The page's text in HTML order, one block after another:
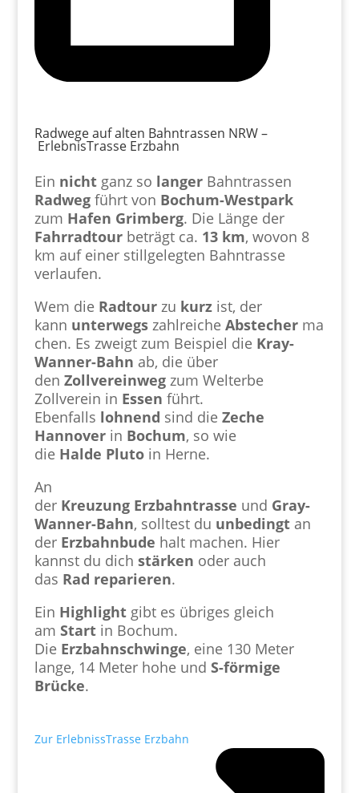
Radwege auf alten Bahntrassen NRW –
ErlebnisTrasse Erzbahn
Ein nichtganz so langerBahntrassen
Radwegführt von Bochum-Westpark
zum Hafen Grimberg. Die Länge der
Fahrradtourbeträgt ca. 13 km, wovon 8
km auf einer stillgelegten Bahntrasse
verlaufen.
Wem die Radtourzu kurzist, der
kann unterwegszahlreiche Abstecherma
chen. Es zweigt zum Beispiel dieKray-
Wanner-Bahn ab, die über
den Zollvereinwegzum Welterbe
Zollverein in Essen führt.
Ebenfalls lohnend sind die Zeche
Hannoverin Bochum, so wie
die Halde Plutoin Herne.
An
der Kreuzung Erzbahntrasse und Gray-
Wanner-Bahn, solltest du unbedingtan
derErzbahnbude halt machen. Hier
kannst du dich stärken oder auch
das Rad reparieren.
Ein Highlightgibt es übriges gleich
am Startin Bochum.
Die Erzbahnschwinge, eine 130 Meter
lange, 14 Meter hohe und S-förmige
Brücke.
Zur ErlebnissTrasse Erzbahn